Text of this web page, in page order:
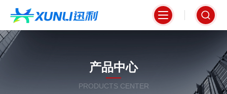
产品中心
PRODUCTS CENTER